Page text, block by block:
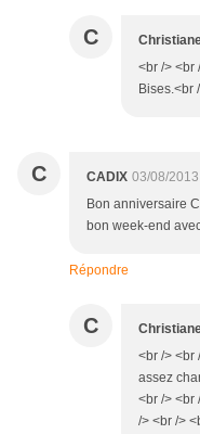
C
<br /> <br
Bises.<br
C CADIX 03/08/
Bon anniversaire
bon week-end
Répondre
C
<br /> <br
assez
<br /> <br
/> <br />